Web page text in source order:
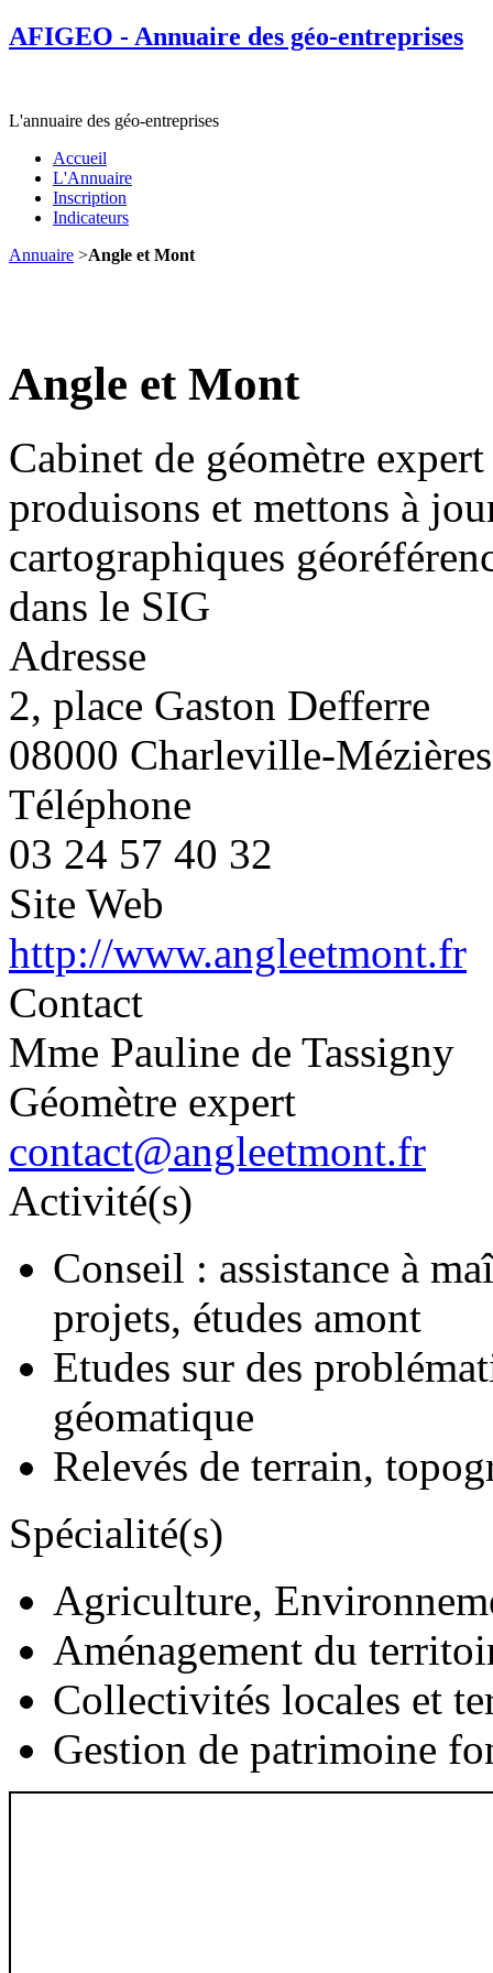
AFIGEO - Annuaire des géo-entreprises
L'annuaire des géo-entreprises
Accueil
L'Annuaire
Inscription
Indicateurs
Annuaire >Angle et Mont
Angle et Mont
Cabinet de géomètre
produisons et mettons à
cartographiques
dans le SIG
Adresse
2, place Gaston Defferre
08000 Charleville-Mézières
Téléphone
03 24 57 40 32
Site Web
http://www.angleetmont.fr
Contact
Mme Pauline de Tassigny
Géomètre expert
contact@angleetmont.fr
Activité(s)
Conseil : assistance à
projets, études amont
Etudes sur des
géomatique
Relevés de terrain,
Spécialité(s)
Agriculture,
Aménagement du
Collectivités locales et
Gestion de patrimoine